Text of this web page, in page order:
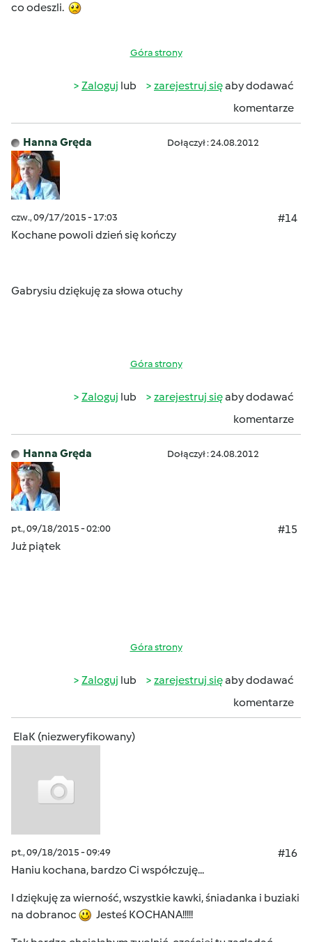
co odeszli.
Góra strony
Zaloguj lub zarejestruj sięaby dodawać
komentarze
Hanna Gręda Dołączył : 24.08.2012
czw., 09/17/2015 - 17:03
#14
Kochane powoli dzień się kończy
Gabrysiu dziękuję za słowa otuchy
Góra strony
Zaloguj lub zarejestruj sięaby dodawać
komentarze
Hanna Gręda Dołączył : 24.08.2012
pt., 09/18/2015 - 02:00
#15
Już piątek
Góra strony
Zaloguj lub zarejestruj sięaby dodawać
komentarze
ElaK (niezweryfikowany)
pt., 09/18/2015 - 09:49
#16
Haniu kochana, bardzo Ci współczuję...
I dziękuję za wierność, wszystkie kawki, śniadanka i buziaki
na dobranoc
Jesteś KOCHANA!!!!!